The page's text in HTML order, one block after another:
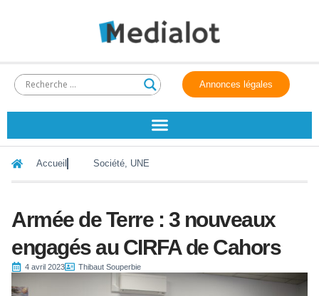
Annonces légales
Accueil Société, UNE
Armée de Terre : 3 nouveaux
engagés au CIRFA de Cahors
4 avril 2023 Thibaut Souperbie